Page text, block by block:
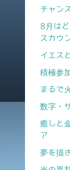
チャン
8月は
スカウ
イエス
積極参
まるで
数字・
癒しと
ア
夢を描